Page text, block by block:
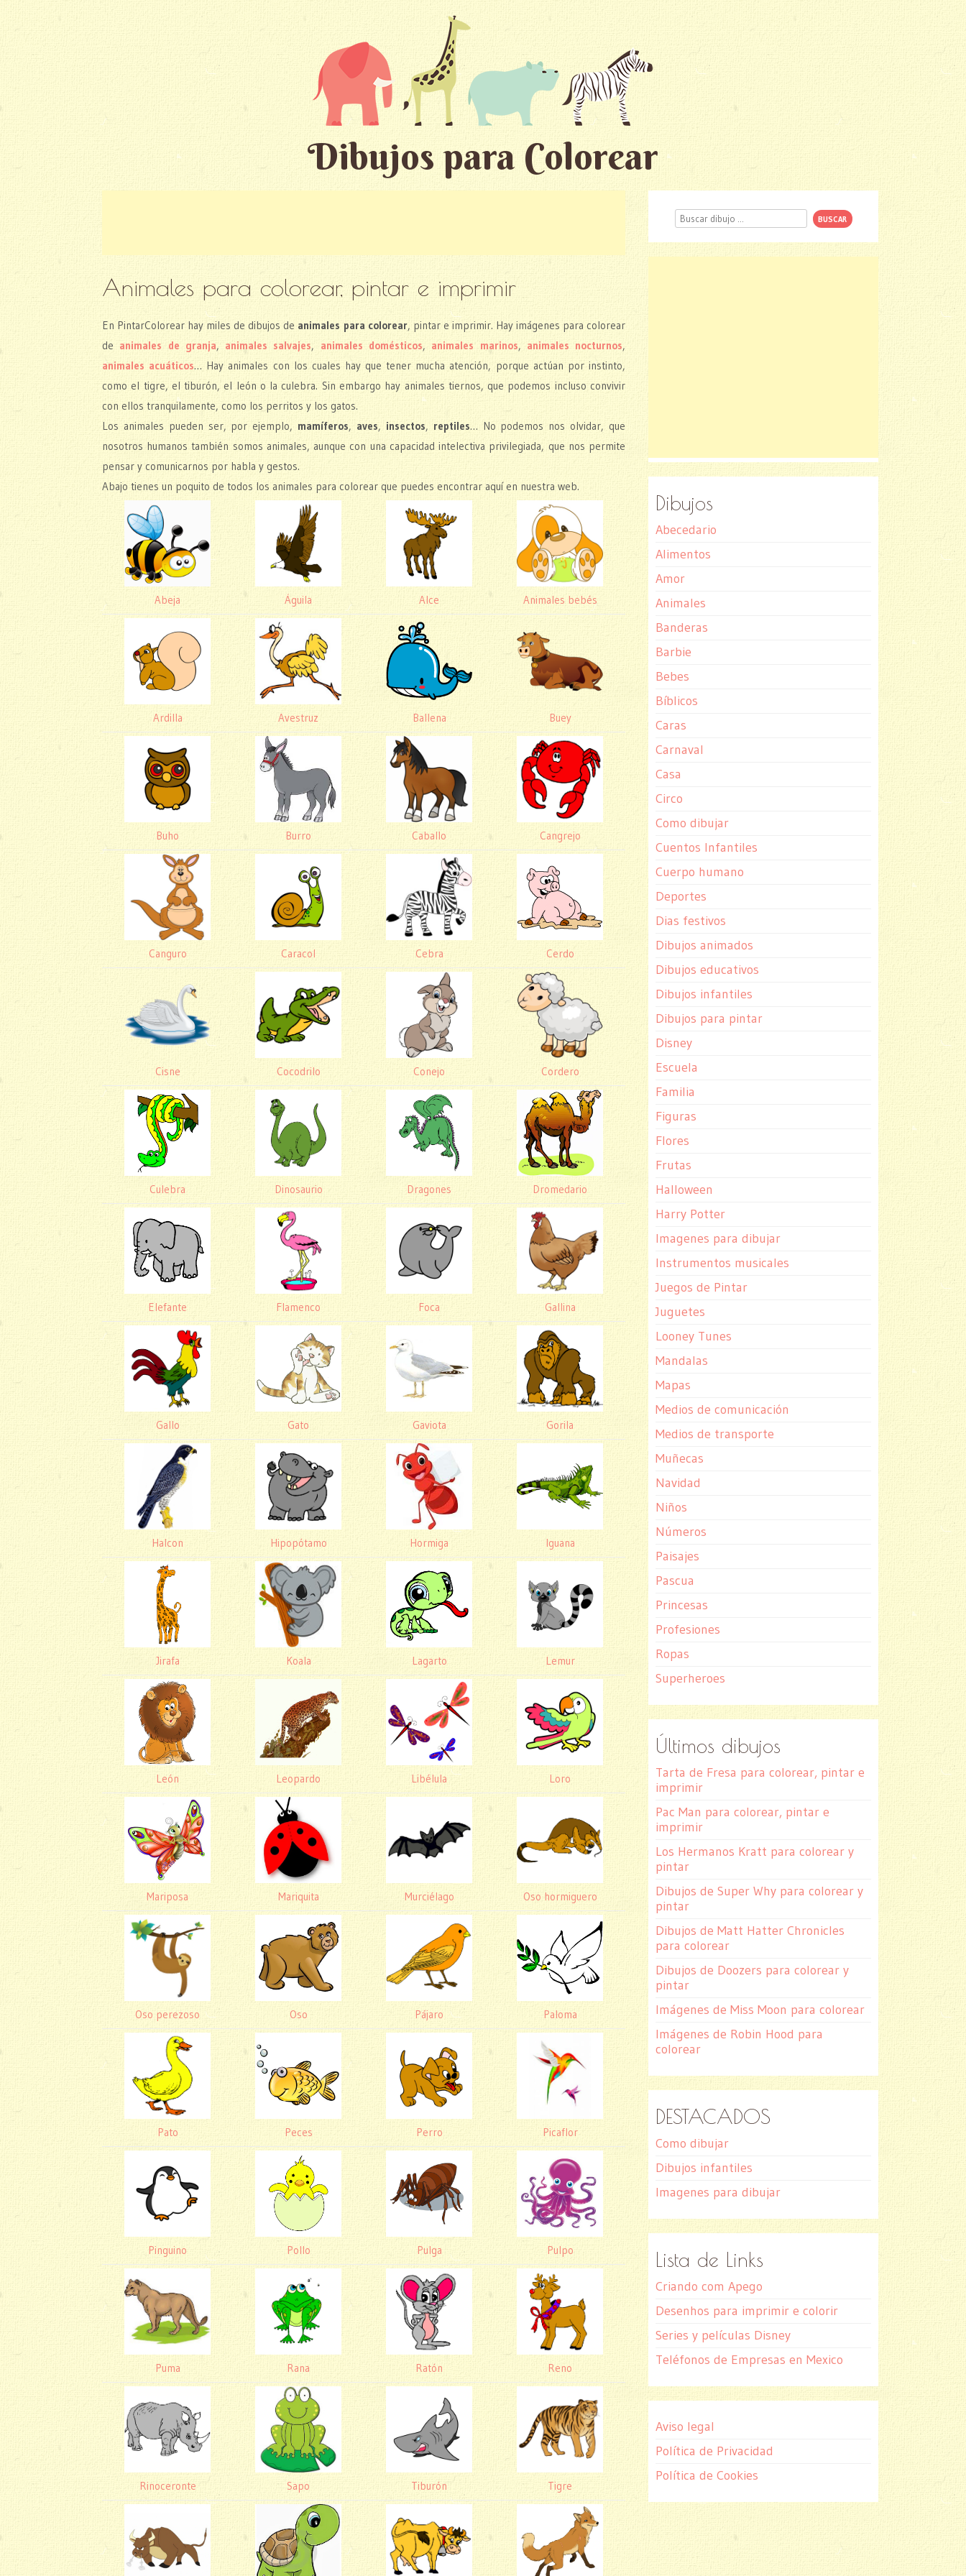
Dibujos para Colorear
Animales para colorear, pintar e imprimir
En PintarColorear hay miles de dibujos de animales para colorear, pintar e imprimir. Hay imágenes para colorear
de animales de granja, animales salvajes, animales domésticos, animales marinos, animales nocturnos,
animales acuáticos… Hay animales con los cuales hay que tener mucha atención, porque actúan por instinto,
como el tigre, el tiburón, el león o la culebra. Sin embargo hay animales tiernos, que podemos incluso convivir
con ellos tranquilamente, como los perritos y los gatos.
Los animales pueden ser, por ejemplo, mamíferos, aves, insectos, reptiles… No podemos nos olvidar, que
nosotros humanos también somos animales, aunque con una capacidad intelectiva privilegiada, que nos permite
pensar y comunicarnos por habla y gestos.
Abajo tienes un poquito de todos los animales para colorear que puedes encontrar aquí en nuestra web.
Abeja Águila Alce Animales bebés
Ardilla Avestruz Ballena Buey
Buho Burro Caballo Cangrejo
Canguro Caracol Cebra Cerdo
Cisne Cocodrilo Conejo Cordero
Culebra Dinosaurio Dragones Dromedario
Elefante Flamenco Foca Gallina
Gallo Gato Gaviota Gorila
Halcon Hipopótamo Hormiga Iguana
Jirafa Koala Lagarto Lemur
León Leopardo Libélula Loro
Mariposa Mariquita Murciélago Oso hormiguero
Oso perezoso Oso Pájaro Paloma
Pato Peces Perro Picaflor
Pinguino Pollo Pulga Pulpo
Puma Rana Ratón Reno
Rinoceronte Sapo Tiburón Tigre
Buscar
Dibujos
Abecedario
Alimentos
Amor
Animales
Banderas
Barbie
Bebes
Bíblicos
Caras
Carnaval
Casa
Circo
Como dibujar
Cuentos Infantiles
Cuerpo humano
Deportes
Dias festivos
Dibujos animados
Dibujos educativos
Dibujos infantiles
Dibujos para pintar
Disney
Escuela
Familia
Figuras
Flores
Frutas
Halloween
Harry Potter
Imagenes para dibujar
Instrumentos musicales
Juegos de Pintar
Juguetes
Looney Tunes
Mandalas
Mapas
Medios de comunicación
Medios de transporte
Muñecas
Navidad
Niños
Números
Paisajes
Pascua
Princesas
Profesiones
Ropas
Superheroes
Últimos dibujos
Tarta de Fresa para colorear, pintar e
imprimir
Pac Man para colorear, pintar e
imprimir
Los Hermanos Kratt para colorear y
pintar
Dibujos de Super Why para colorear y
pintar
Dibujos de Matt Hatter Chronicles
para colorear
Dibujos de Doozers para colorear y
pintar
Imágenes de Miss Moon para colorear
Imágenes de Robin Hood para
colorear
DESTACADOS
Como dibujar
Dibujos infantiles
Imagenes para dibujar
Lista de Links
Criando com Apego
Desenhos para imprimir e colorir
Series y películas Disney
Teléfonos de Empresas en Mexico
Aviso legal
Política de Privacidad
Política de Cookies